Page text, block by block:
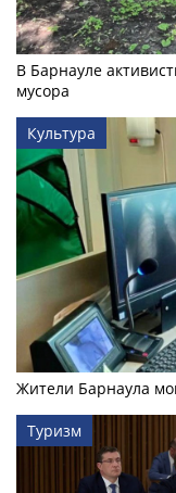
В Барнауле
мусора
Культура
Жители Барнаула
Туризм